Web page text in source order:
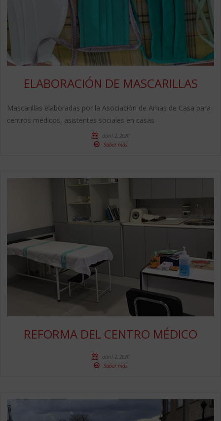
ELABORACIÓN DE MASCARILLAS
Mascarillas elaboradas por la Asociación de Amas de Casa para
centros médicos, asistentes sociales en casas
abril 2, 2020
Saber más
REFORMA DEL CENTRO MÉDICO
abril 2, 2020
Saber más